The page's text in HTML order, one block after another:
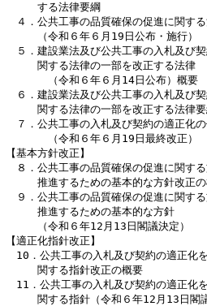
する法律要綱
４．公共工事の品質確保の促進に関する
（令和６年６月19日公布・施行）
５．建設業法及び公共工事の入札及び契
関する法律の一部を改正する法律
（令和６年６月14日公布）概要
６．建設業法及び公共工事の入札及び契
関する法律の一部を改正する法律要
７．公共工事の入札及び契約の適正化の
（令和６年６月19日最終改正）
【基本方針改正】
８．公共工事の品質確保の促進に関する
推進するための基本的な方針改正の
９．公共工事の品質確保の促進に関する
推進するための基本的な方針
（令和６年12月13日閣議決定）
【適正化指針改正】
10．公共工事の入札及び契約の適正化
関する指針改正の概要
11．公共工事の入札及び契約の適正化
関する指針（令和６年12月13日閣